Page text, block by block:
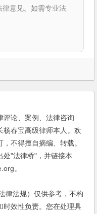
意见。如需专业法
评论、案例、法律咨询
杨春宝高级律师本人。欢
不得擅自摘编、转载。
处"法律桥"，并链接本
。
法规）仅供参考，不构
时效性负责。您在处理具